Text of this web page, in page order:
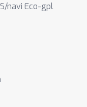
navi Eco-gpl